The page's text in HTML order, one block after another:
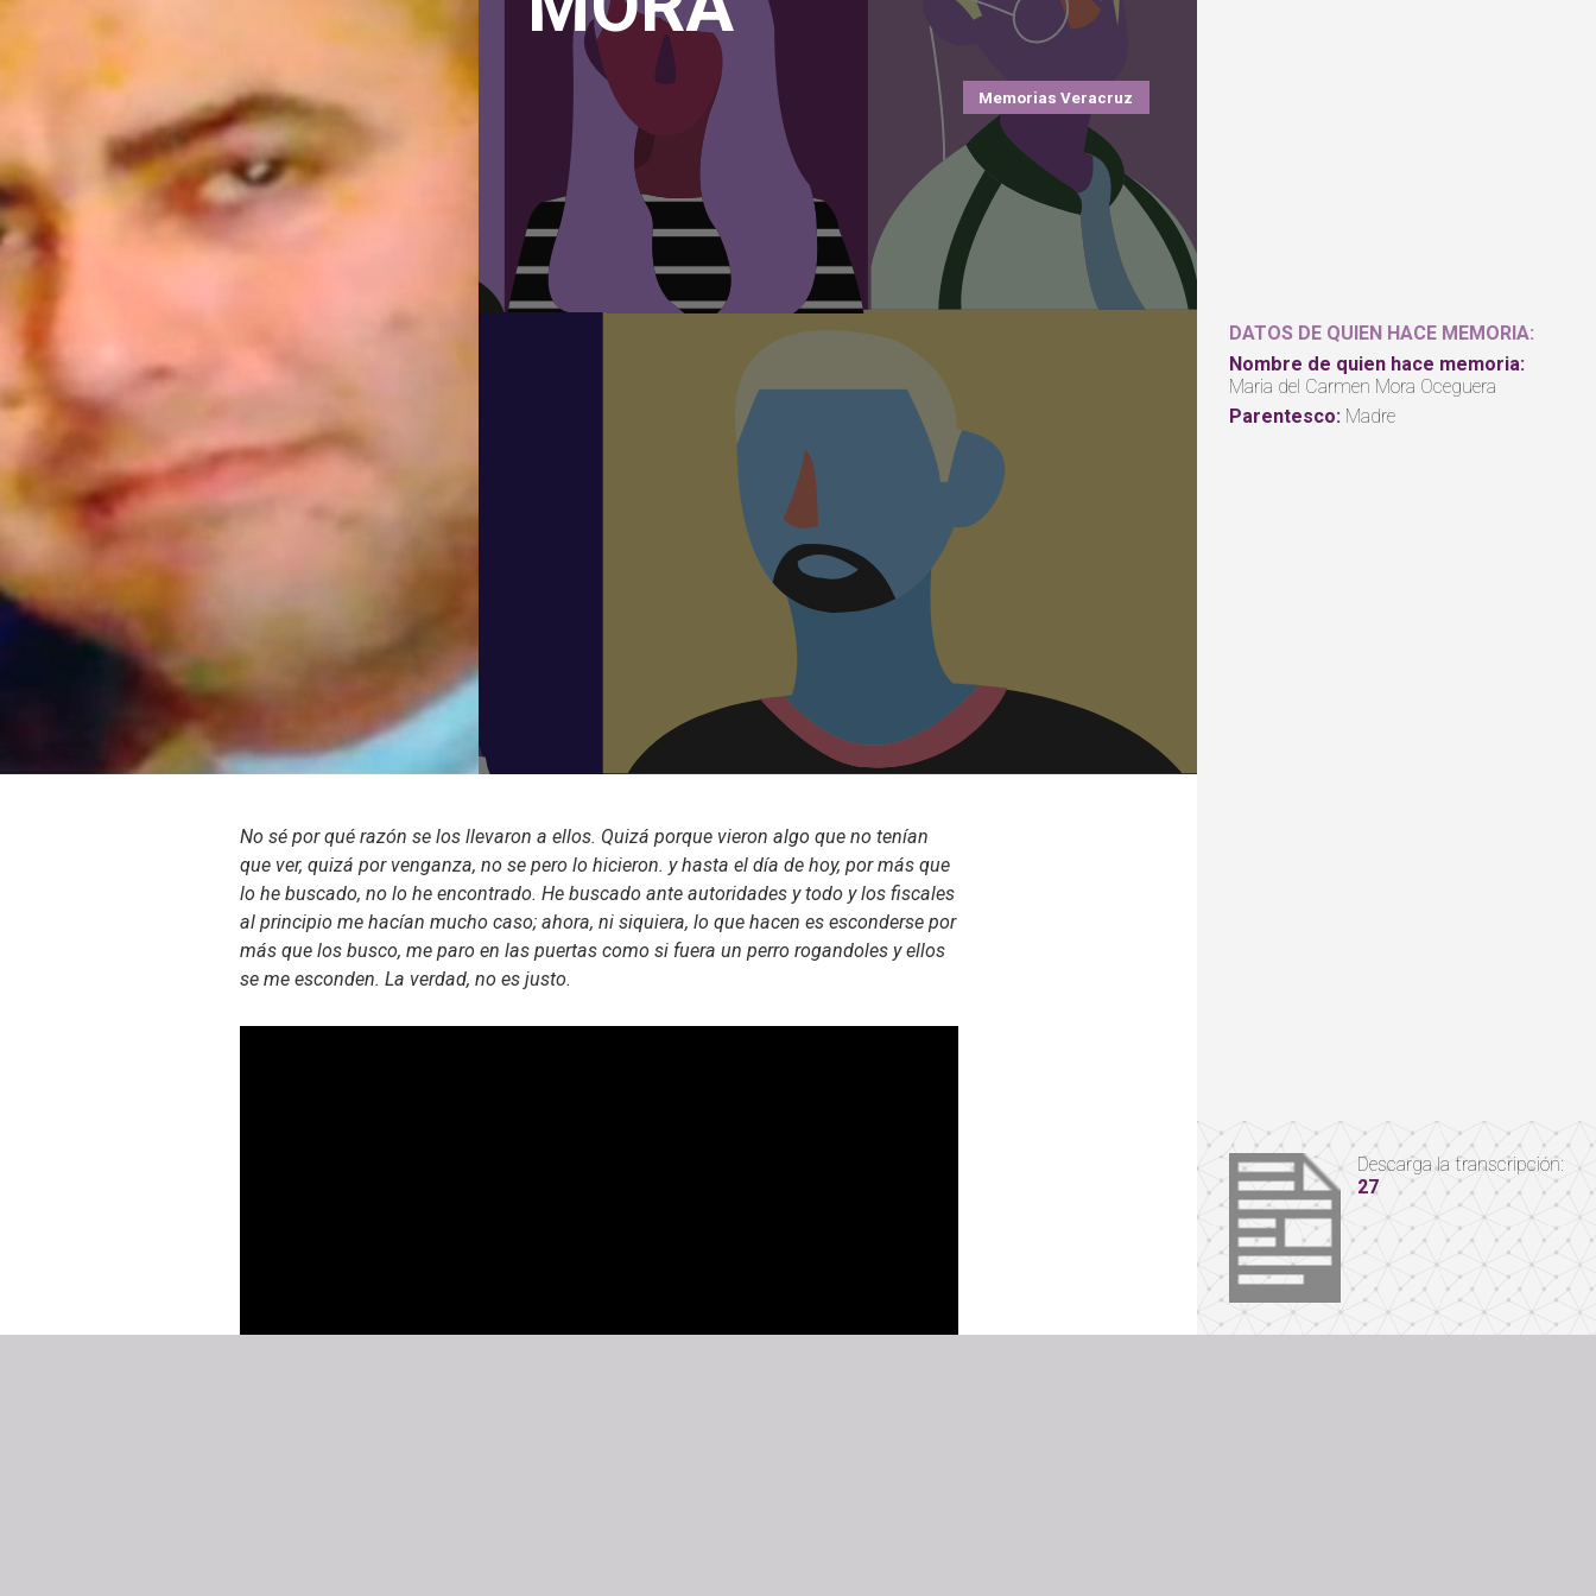
DATOS DE QUIEN HACE MEMORIA:
Nombre de quien hace memoria:
Maria del Carmen Mora Oceguera
Parentesco:Madre
Descarga la transcripción:
27
Memorias Veracruz
No sé por qué razón se los llevaron a ellos. Quizá porque vieron algo que no tenían
que ver, quizá por venganza, no se pero lo hicieron. y hasta el día de hoy, por más que
lo he buscado, no lo he encontrado. He buscado ante autoridades y todo y los fiscales
al principio me hacían mucho caso; ahora, ni siquiera, lo que hacen es esconderse por
más que los busco, me paro en las puertas como si fuera un perro rogandoles y ellos
se me esconden. La verdad, no es justo.